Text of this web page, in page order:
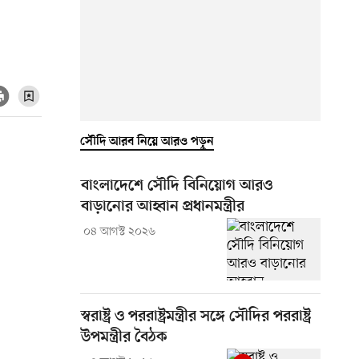
সৌদি আরব নিয়ে আরও পড়ুন
বাংলাদেশে সৌদি বিনিয়োগ আরও
বাড়ানোর আহ্বান প্রধানমন্ত্রীর
০৪ আগস্ট ২০২৬
স্বরাষ্ট্র ও পররাষ্ট্রমন্ত্রীর সঙ্গে সৌদির পররাষ্ট্র
উপমন্ত্রীর বৈঠক